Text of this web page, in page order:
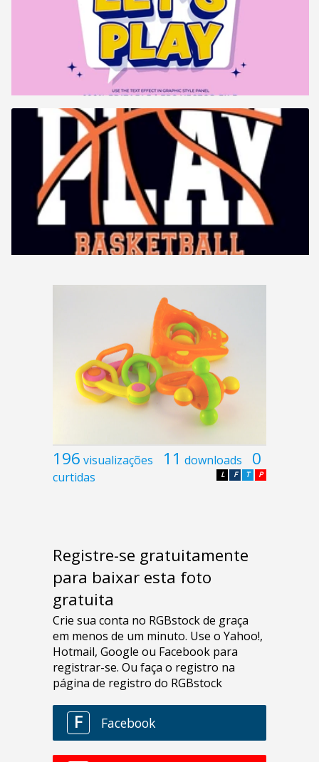
196 visualizações 11 downloads 0
curtidas P
T
F
L
Registre-se gratuitamente
para baixar esta foto
gratuita